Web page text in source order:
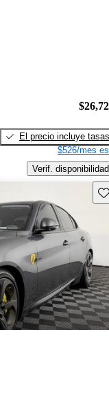
El precio incluye tasas
$526/mes
Verif. disponibilidad